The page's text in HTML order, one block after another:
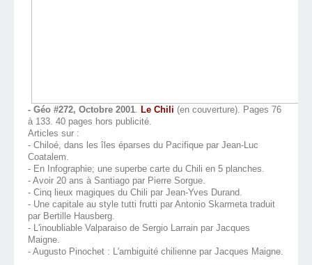
- Géo #272, Octobre 2001. Le Chili (en couverture). Pages 76
à 133. 40 pages hors publicité.
Articles sur :
- Chiloé, dans les îles éparses du Pacifique par Jean-Luc
Coatalem.
- En Infographie; une superbe carte du Chili en 5 planches.
- Avoir 20 ans à Santiago par Pierre Sorgue.
- Cinq lieux magiques du Chili par Jean-Yves Durand.
- Une capitale au style tutti frutti par Antonio Skarmeta traduit
par Bertille Hausberg.
- L'inoubliable Valparaiso de Sergio Larrain par Jacques
Maigne.
- Augusto Pinochet : L'ambiguité chilienne par Jacques Maigne.